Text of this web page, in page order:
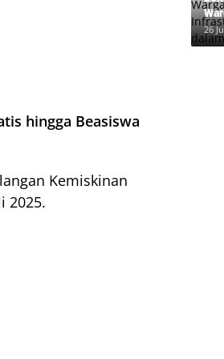
hingga Beasiswa
Kemiskinan
2025.
26